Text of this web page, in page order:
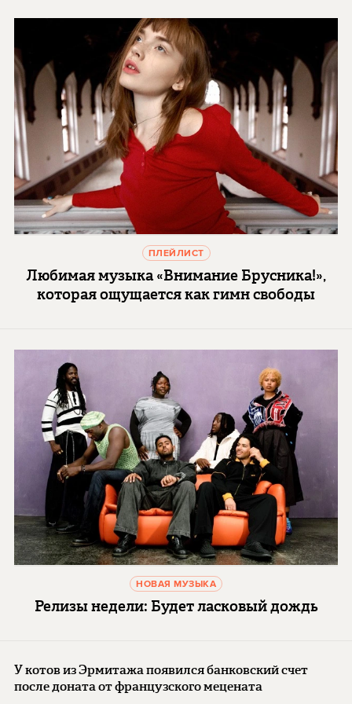
ПЛЕЙЛИСТ
Любимая музыка «Внимание Брусника!»,
которая ощущается как гимн свободы
НОВАЯ МУЗЫКА
Релизы недели: Будет ласковый дождь
У котов из Эрмитажа появился банковский счет
после доната от французского мецената